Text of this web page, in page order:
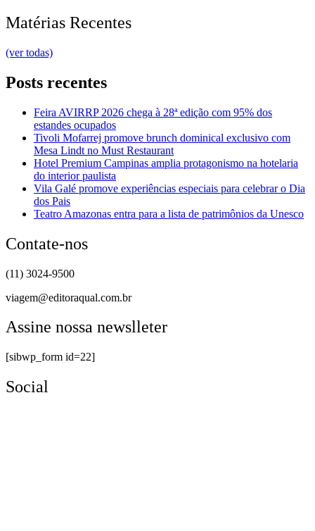
Matérias Recentes
(ver todas)
Posts recentes
Feira AVIRRP 2026 chega à 28ª edição com 95% dos
estandes ocupados
Tivoli Mofarrej promove brunch dominical exclusivo com
Mesa Lindt no Must Restaurant
Hotel Premium Campinas amplia protagonismo na hotelaria
do interior paulista
Vila Galé promove experiências especiais para celebrar o Dia
dos Pais
Teatro Amazonas entra para a lista de patrimônios da Unesco
Contate-nos
(11) 3024-9500
viagem@editoraqual.com.br
Assine nossa newslleter
[sibwp_form id=22]
Social